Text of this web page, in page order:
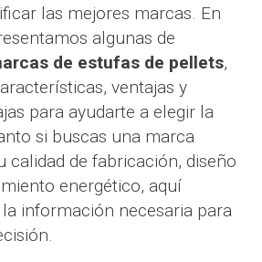
las mejores marcas. En
algunas de
de estufas de pellets,
ventajas y
para ayudarte a elegir la
si buscas una marca
calidad de fabricación, diseño
energético, aquí
información necesaria para